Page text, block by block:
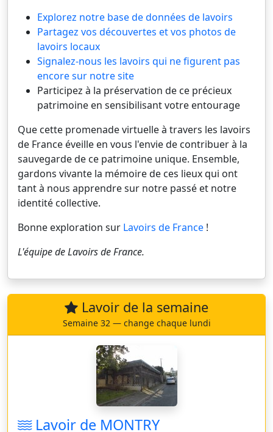
Explorez notre base de données de lavoirs
Partagez vos découvertes et vos photos de
lavoirs locaux
Signalez-nous les lavoirs qui ne figurent pas
encore sur notre site
Participez à la préservation de ce précieux
patrimoine en sensibilisant votre entourage
Que cette promenade virtuelle à travers les lavoirs
de France éveille en vous l'envie de contribuer à la
sauvegarde de ce patrimoine unique. Ensemble,
gardons vivante la mémoire de ces lieux qui ont
tant à nous apprendre sur notre passé et notre
identité collective.
Bonne exploration sur Lavoirs de France !
L'équipe deLavoirs de France.
Lavoir de la semaine
Semaine 32 — change chaque lundi
Lavoir de MONTRY